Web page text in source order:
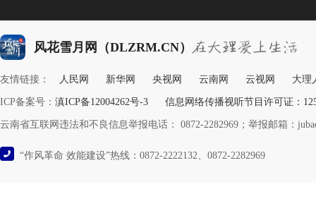
风花雪月网（DLZRM.CN）
友情链接： 人民网 新华网 央视网 云南网 云视网 大理
ICP备案号： 滇ICP备12004262号-3 信息网络传播视听节目许可证：
云南省互联网违法和不良信息举报电话： 0872-2282969；举报邮箱：
“作风革命 效能建设”热线：0872-2222132、0872-2282969